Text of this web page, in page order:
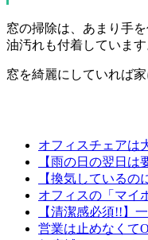
窓の掃除は、あまり手
油汚れも付着しています
窓を綺麗にしていれば
オフィスチェアは
【雨の日の翌日
【換気している
オフィスの「マイ
【清潔感必須!!】
営業は止めなくて